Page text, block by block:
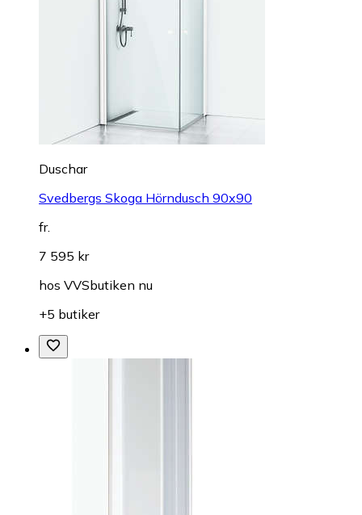
Duschar
Svedbergs Skoga Hörndusch 90x90
fr.
7 595 kr
hos VVSbutiken nu
+5 butiker